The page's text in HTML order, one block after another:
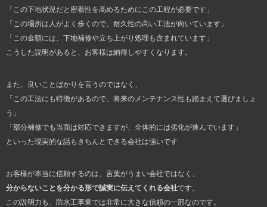
「この下地状況だと密着性を高めるためにこの工程が必要です」
「この場所は人がよく歩くので、耐久性の高い工法が向いています」
「この金額には、下地補修や立ち上がり処理も含まれています」
こうした説明があると、お客様は納得しやすくなります。
また、良いことばかりを言うのではなく、
「この工法にも特徴があるので、将来のメンテナンス性も踏まえて選びましょ
う」
「部分補修でも当面は対応できますが、全体的には劣化が進んでいます」
といった現実的な話もきちんとできる会社は強いです
お客様が本当に信頼するのは、言葉がうまい会社ではなく、
分からないことを分かる形で誠実に伝えてくれる会社です。
この説明力も、防水工事業では非常に大きな信頼の一部なのです。